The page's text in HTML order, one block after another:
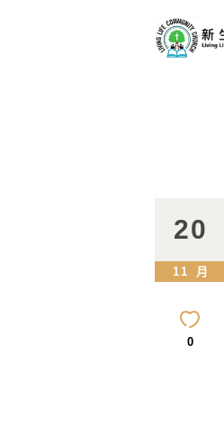
20
11 月
0